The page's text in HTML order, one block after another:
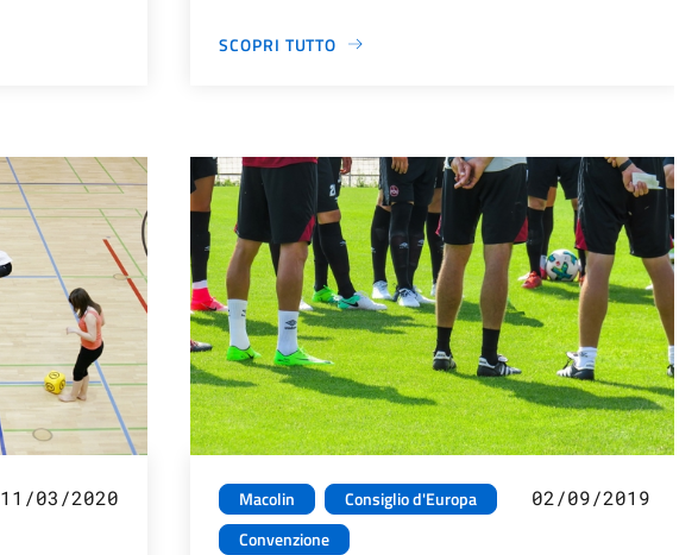
SCOPRI TUTTO
11/03/2020 Macolin
Consiglio d'Europa
Convenzione
02/09/2019